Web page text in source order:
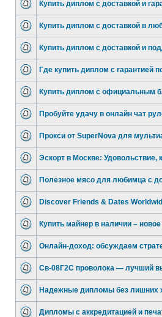
Купить диплом с доставкой и
Купить диплом с доставкой в
Купить диплом с доставкой и
Где купить диплом с гарантией
Купить диплом с официальным
Пробуйте удачу в онлайн чат
Прокси от SuperNova для
Эскорт в Москве: Удовольствие,
Полезное мясо для любимца с
Discover Friends & Dates
Купить майнер в наличии –
Онлайн-доход: обсуждаем
Св-08Г2С проволока — лучший
Надежные дипломы без лишних
Дипломы с аккредитацией и